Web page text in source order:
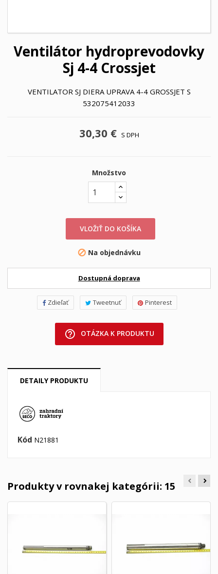
Ventilátor hydroprevodovky
Sj 4-4 Crossjet
VENTILATOR SJ DIERA UPRAVA 4-4 GROSSJET S
532075412033
30,30 € S DPH
Množstvo
VLOŽIŤ DO KOŠÍKA
 Na objednávku
Dostupná doprava
Zdieľať Tweetnuť Pinterest
help_outline OTÁZKA K PRODUKTU
DETAILY PRODUKTU
Kód N21881
Produkty v rovnakej kategórii: 15